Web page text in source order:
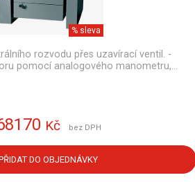
% sleva
rozvodu přes uzavírací ventil. -
pomocí analogového manometru,…
Kč bez DPH
DO OBJEDNÁVKY